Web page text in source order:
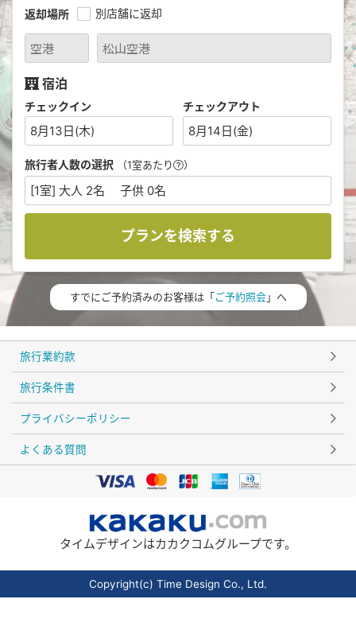
返却場所 別店舗に返却
宿泊
チェックイン
8月13日(木)
チェックアウト
8月14日(金)
旅行者人数の選択 （1室あたり ）
[1室] 大人 2名 子供 0名
プランを検索する
すでにご予約済みのお客様は「ご予約照会」へ
旅行業約款
旅行条件書
プライバシーポリシー
よくある質問
タイムデザインはカカクコムグループです。
Copyright(c) Time Design Co., Ltd.